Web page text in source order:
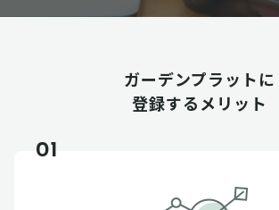
ガーデンプラットに
登録するメリット
01